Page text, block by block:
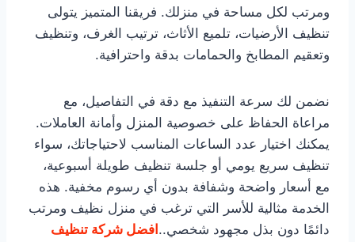
ومرتب لكل مساحة في منزلك. فريقنا المتميز يتولى
تنظيف الأرضيات، تلميع الأثاث، ترتيب الغرف، وتنظيف
وتعقيم المطابخ والحمامات بدقة واحترافية.
نضمن لك سرعة التنفيذ مع دقة في التفاصيل، مع
مراعاة الحفاظ على خصوصية المنزل وأمانة العاملات.
يمكنك اختيار عدد الساعات المناسب لاحتياجاتك، سواء
تنظيف سريع يومي أو جلسة تنظيف طويلة أسبوعية،
مع أسعار واضحة وشفافة بدون أي رسوم مخفية. هذه
الخدمة مثالية للأسر التي ترغب في منزل نظيف ومرتب
دائمًا دون بذل مجهود شخصي.. افضل شركة تنظيف